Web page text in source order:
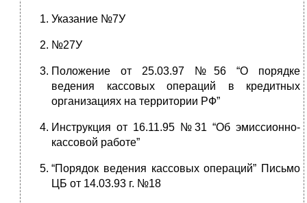
Указание №7У
№27У
Положение от 25.03.97 №56 “О порядке
ведения кассовых операций в кредитных
организациях на территории РФ”
Инструкция от 16.11.95 №31 “Об эмиссионно-
кассовой работе”
“Порядок ведения кассовых операций” Письмо
ЦБ от 14.03.93 г. №18